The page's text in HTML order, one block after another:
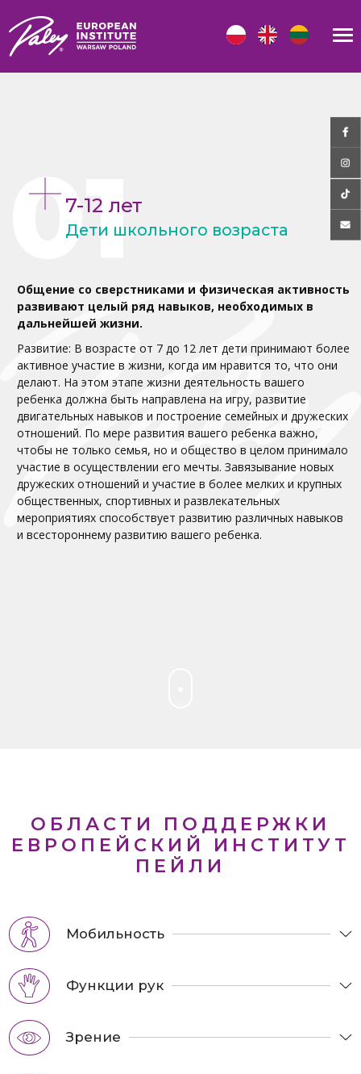
7-12 лет
Дети школьного возраста
Общение со сверстниками и физическая активность
развивают целый ряд навыков, необходимых в
дальнейшей жизни.
Развитие: В возрасте от 7 до 12 лет дети принимают более
активное участие в жизни, когда им нравится то, что они
делают. На этом этапе жизни деятельность вашего
ребенка должна быть направлена на игру, развитие
двигательных навыков и построение семейных и дружеских
отношений. По мере развития вашего ребенка важно,
чтобы не только семья, но и общество в целом принимало
участие в осуществлении его мечты. Завязывание новых
дружеских отношений и участие в более мелких и крупных
общественных, спортивных и развлекательных
мероприятиях способствует развитию различных навыков
и всестороннему развитию вашего ребенка.
ОБЛАСТИ ПОДДЕРЖКИ
ЕВРОПЕЙСКИЙ ИНСТИТУТ
ПЕЙЛИ
Мобильность
Функции рук
Зрение